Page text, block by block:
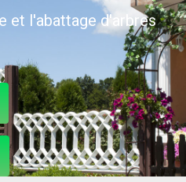
et l'abattage d'arbres